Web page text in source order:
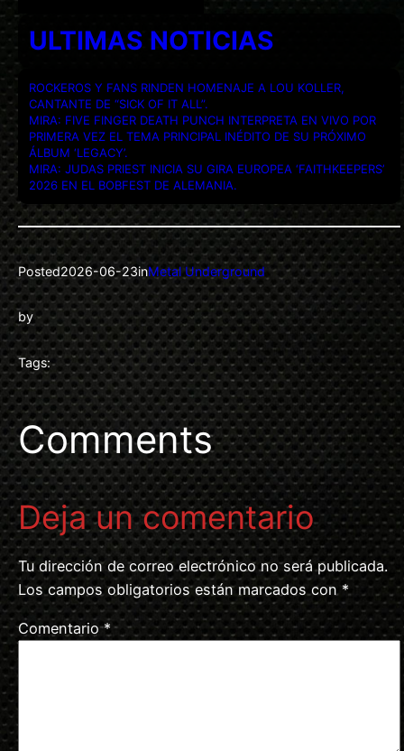
ULTIMAS NOTICIAS
ROCKEROS Y FANS RINDEN HOMENAJE A LOU KOLLER,
CANTANTE DE “SICK OF IT ALL”.
MIRA: FIVE FINGER DEATH PUNCH INTERPRETA EN VIVO POR
PRIMERA VEZ EL TEMA PRINCIPAL INÉDITO DE SU PRÓXIMO
ÁLBUM ‘LEGACY’.
MIRA: JUDAS PRIEST INICIA SU GIRA EUROPEA ‘FAITHKEEPERS’
2026 EN EL BOBFEST DE ALEMANIA.
Posted2026-06-23inMetal Underground
by
Tags:
Comments
Deja un comentario
Tu dirección de correo electrónico no será publicada.
Los campos obligatorios están marcados con *
Comentario*